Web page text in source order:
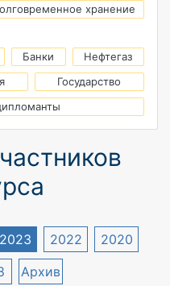
хранение
Банки
Нефтегаз
Государство
2023 2022
2020
Архив